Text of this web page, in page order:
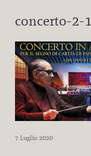
concerto-2-
7 Luglio 2020